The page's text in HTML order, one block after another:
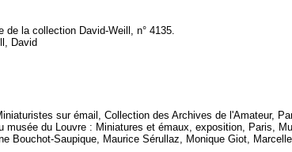
de la collection David-Weill, n° 4135.
David
sur émail, Collection des Archives de l'Amateur,
musée du Louvre : Miniatures et émaux, exposition, Paris,
Bouchot-Saupique, Maurice Sérullaz, Monique Giot,